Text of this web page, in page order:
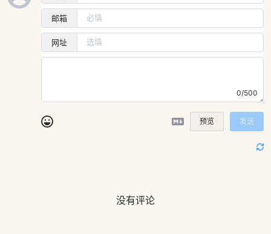
邮箱
网址
0/500
预览 发送
没有评论